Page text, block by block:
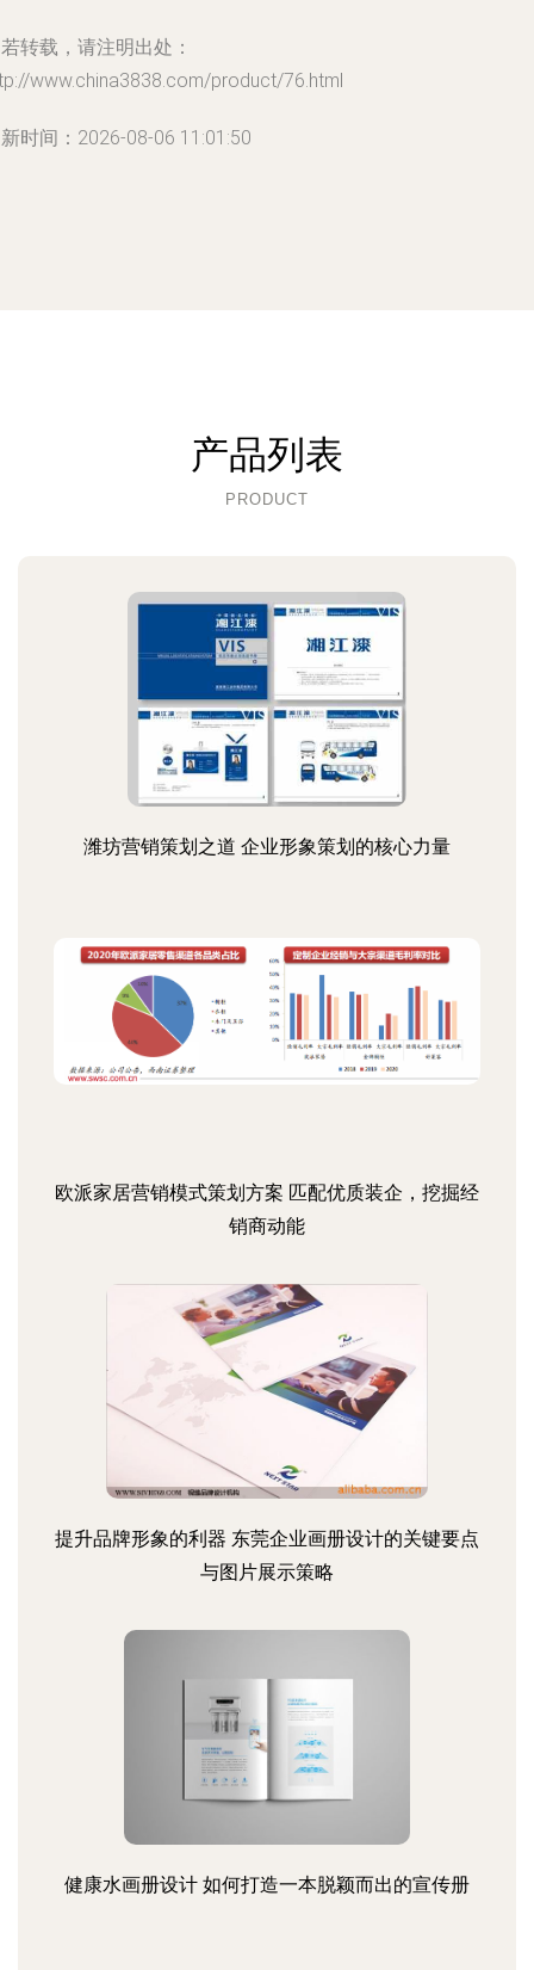
转载，请注明出处：
www.china3838.com/product/76.html
时间：2026-08-06 11:01:50
产品列表
PRODUCT
潍坊营销策划之道 企业形象策划的核心力量
欧派家居营销模式策划方案 匹配优质装企，挖掘经
销商动能
提升品牌形象的利器 东莞企业画册设计的关键要点
与图片展示策略
健康水画册设计 如何打造一本脱颖而出的宣传册